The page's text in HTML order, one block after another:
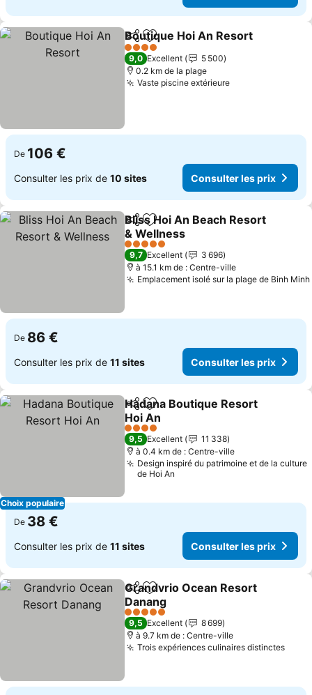
PartagerAjouter à mes favoris
Boutique Hoi An Resort
4 Étoiles
9,0 Excellent
5 500
0.2 km de la plage
Vaste piscine extérieure
De 106 €
Consulter les prix de 10 sites Consulter les prix
PartagerAjouter à mes favoris
Bliss Hoi An Beach Resort
& Wellness
5 Étoiles
9,7 Excellent
3 696
à 15.1 km de : Centre-ville
Emplacement isolé sur la plage de Binh Minh
De 86 €
Consulter les prix de 11 sites Consulter les prix
Choix populaire
PartagerAjouter à mes favoris
Hadana Boutique Resort
Hoi An
4 Étoiles
9,5 Excellent
11 338
à 0.4 km de : Centre-ville
Design inspiré du patrimoine et de la culture
de Hoi An
De 38 €
Consulter les prix de 11 sites Consulter les prix
PartagerAjouter à mes favoris
Grandvrio Ocean Resort
Danang
5 Étoiles
9,5 Excellent
8 699
à 9.7 km de : Centre-ville
Trois expériences culinaires distinctes